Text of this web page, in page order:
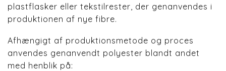
plastflasker eller tekstilrester, der genanvendes i
produktionen af nye fibre.
Afhængigt af produktionsmetode og proces
anvendes genanvendt polyester blandt andet
med henblik på: